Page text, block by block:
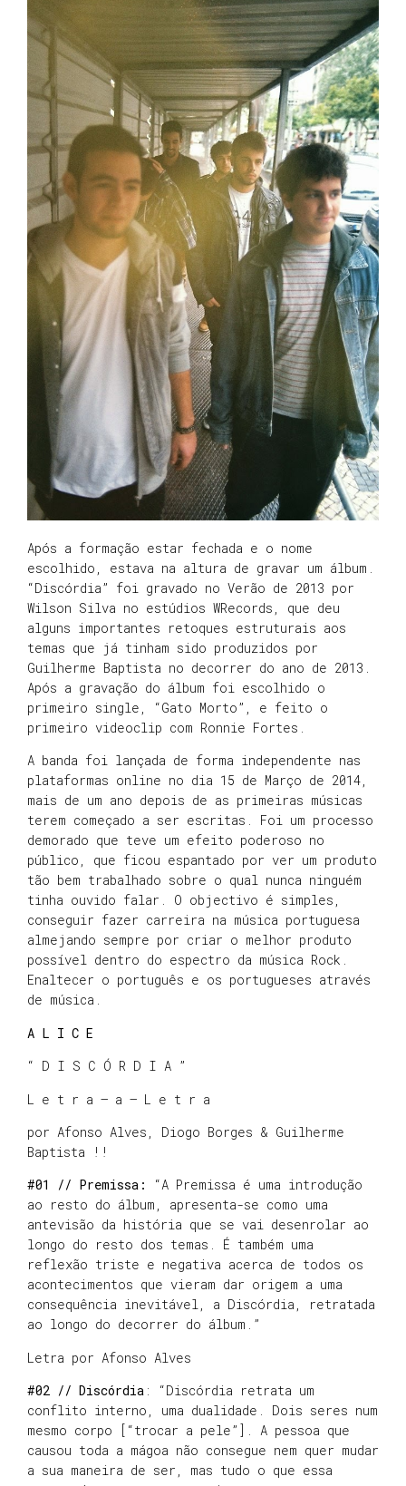
Após a formação estar fechada e o nome
escolhido, estava na altura de gravar um álbum.
“Discórdia” foi gravado no Verão de 2013 por
Wilson Silva no estúdios WRecords, que deu
alguns importantes retoques estruturais aos
temas que já tinham sido produzidos por
Guilherme Baptista no decorrer do ano de 2013.
Após a gravação do álbum foi escolhido o
primeiro single, “Gato Morto”, e feito o
primeiro videoclip com Ronnie Fortes.
A banda foi lançada de forma independente nas
plataformas online no dia 15 de Março de 2014,
mais de um ano depois de as primeiras músicas
terem começado a ser escritas. Foi um processo
demorado que teve um efeito poderoso no
público, que ficou espantado por ver um produto
tão bem trabalhado sobre o qual nunca ninguém
tinha ouvido falar. O objectivo é simples,
conseguir fazer carreira na música portuguesa
almejando sempre por criar o melhor produto
possível dentro do espectro da música Rock.
Enaltecer o português e os portugueses através
de música.
A L I C E
“ D I S C Ó R D I A ”
L e t r a – a – L e t r a
por Afonso Alves, Diogo Borges & Guilherme
Baptista !!
#01 // Premissa:
“A Premissa é uma introdução
ao resto do álbum, apresenta-se como uma
antevisão da história que se vai desenrolar ao
longo do resto dos temas. É também uma
reflexão triste e negativa acerca de todos os
acontecimentos que vieram dar origem a uma
consequência inevitável, a Discórdia, retratada
ao longo do decorrer do álbum.”
Letra por Afonso Alves
#02 // Discórdia : “Discórdia retrata um
conflito interno, uma dualidade. Dois seres num
mesmo corpo [“trocar a pele”]. A pessoa que
causou toda a mágoa não consegue nem quer mudar
a sua maneira de ser, mas tudo o que essa